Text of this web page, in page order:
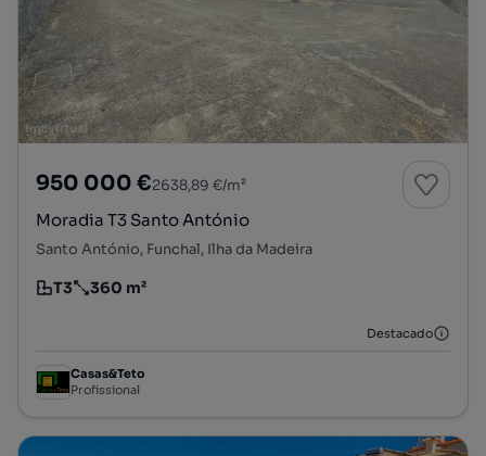
950 000 €2638,89 €/m²
Moradia T3 Santo António
Santo António, Funchal, Ilha da Madeira
Tipologia
T3
Preço por metro quadrado
360 m²
Destacado
Casas&Teto
Profissional